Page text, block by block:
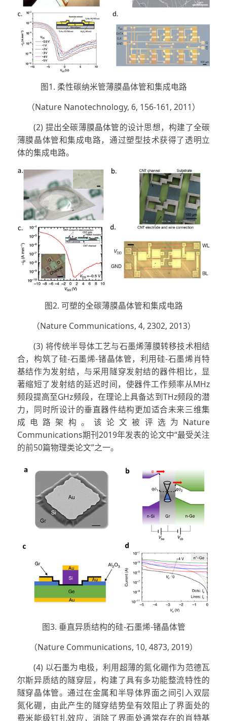
图1. 柔性碳纳米管薄膜晶体管和集成电路
（Nature Nanotechnology, 6, 156-161, 2011）
(2) 提出全碳薄膜晶体管的设计思想，构建了全碳
薄膜晶体管和集成电路，通过塑型技术获得了透明立
体的集成电路。
图2. 可塑的全碳薄膜晶体管和集成电路
（Nature Communications, 4, 2302, 2013）
(3) 将传统半导体工艺与石墨烯薄膜转移技术相结
合，构筑了硅-石墨烯-锗晶体管，利用硅-石墨烯肖特
基结作为发射结，与采用隧穿发射结的器件相比，显
著缩短了发射结的延迟时间，使器件工作频率从MHz
频段提高至GHz频段，在理论上具备达到THz频段的潜
力，同时所设计的垂直器件结构更加适合未来三维集
成电路架构。该论文被评选为Nature
Communications期刊2019年发表的论文中“最受关注
的前50篇物理类论文”之一。
图3. 垂直异质结构的硅-石墨烯-锗晶体管
（Nature Communications, 10, 4873, 2019）
(4) 以石墨为电极，利用超薄的氮化硼作为范德瓦
尔斯异质结的隧穿层，构建了具有多功能整流特性的
隧穿晶体管。通过在金属和半导体界面之间引入双层
氮化硼，由此产生的隧穿结势垒有效阻止了界面处的
费米能级钉扎效应，消除了界面处通常存在的肖特基